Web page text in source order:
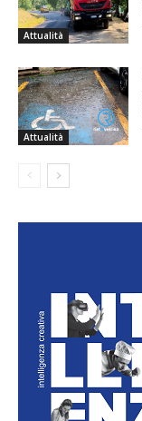
Attualità
Attualità